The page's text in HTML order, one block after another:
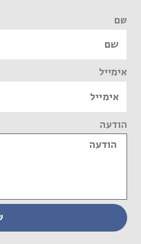
שם
אימייל
הודעה